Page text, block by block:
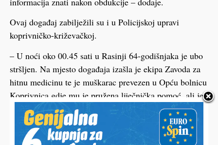
Ovaj događaj zabilježili su i u Policijskoj upravi
koprivničko-križevačkoj.
– U noći oko 00.45 sati u Rasinji 64-godišnjaka je ubo
stršljen. Na mjesto događaja izašla je ekipa Zavoda za
hitnu medicinu te je muškarac prevezen u Opću bolnicu
Koprivnica gdje mu je pružena liječnička pomoć, ali je
nažalost preminuo – ukratko su potvrdili u koprivničkoj
policiji koja dalje neće postupati. (kp, ib)
Ako ste alergičar, nakon uboda odmah u bolnicu